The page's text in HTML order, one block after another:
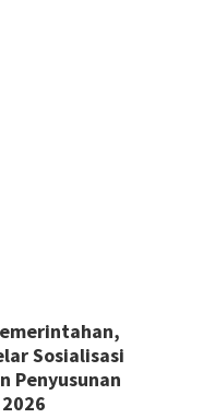
Sosialisasi
Penyusunan